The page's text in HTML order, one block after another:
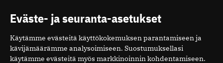
00510 Helsinki
puh. (09) 393 091
toimitus@potilaanlaakarilehti.fi
ISSN 2323-9476
Eväste- ja seuranta-asetukset
Käytämme evästeitä käyttökokemuksen parantamiseen ja
kävijämäärämme analysoimiseen. Suostumuksellasi
käytämme evästeitä myös markkinoinnin kohdentamiseen.